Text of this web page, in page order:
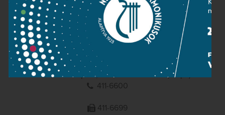
NEMZETI
FILHARMONIKUSOK
1095 Budapest, Komor Marcell u. 1. (Müpa)
411-6600
411-6699